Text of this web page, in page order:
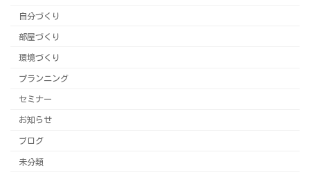
自分づくり
部屋づくり
環境づくり
プランニング
セミナー
お知らせ
ブログ
未分類